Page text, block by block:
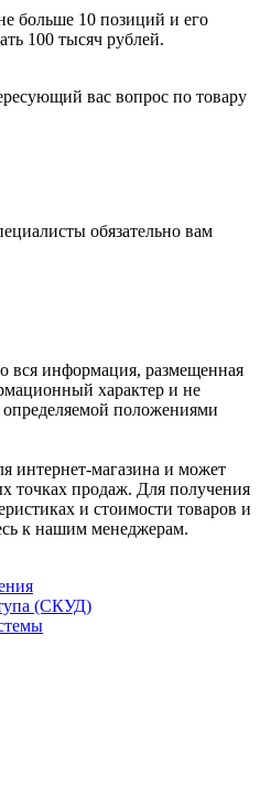
больше 10 позиций и его
100 тысяч рублей.
вас вопрос по товару
обязательно вам
вся информация, размещенная
характер и не
положениями
интернет-магазина и может
точках продаж. Для получения
и стоимости товаров и
к нашим менеджерам.
(СКУД)